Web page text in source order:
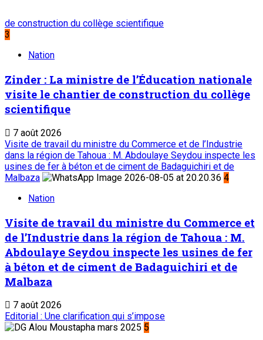
de construction du collège scientifique
3
Nation
Zinder : La ministre de l’Éducation nationale
visite le chantier de construction du collège
scientifique
7 août 2026
Visite de travail du ministre du Commerce et de l’Industrie
dans la région de Tahoua : M. Abdoulaye Seydou inspecte les
usines de fer à béton et de ciment de Badaguichiri et de
Malbaza
4
Nation
Visite de travail du ministre du Commerce et
de l’Industrie dans la région de Tahoua : M.
Abdoulaye Seydou inspecte les usines de fer
à béton et de ciment de Badaguichiri et de
Malbaza
7 août 2026
Editorial : Une clarification qui s’impose
5